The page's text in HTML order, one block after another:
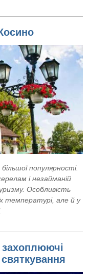
популярності.
і незайманій
Особливість
температурі, але й у
захоплюючі